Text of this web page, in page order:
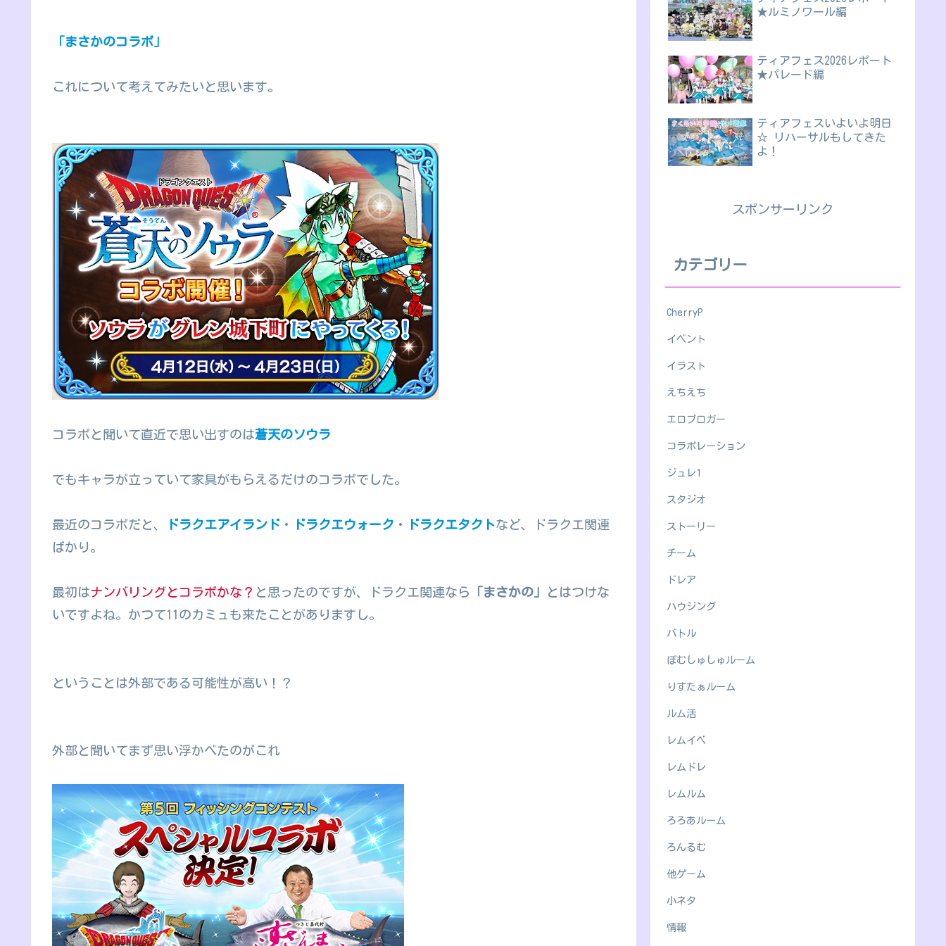
「まさかのコラボ」
これについて考えてみたいと思います。
コラボと聞いて直近で思い出すのは蒼天のソウラ
でもキャラが立っていて家具がもらえるだけのコラボでした。
最近のコラボだと、 ドラクエアイランド ・ ドラクエウォーク ・ ドラクエタクトなど、ドラクエ関連
ばかり。
最初はナンバリングとコラボかな？ と思ったのですが、ドラクエ関連なら 「まさかの」
とはつけな
いですよね。かつて11のカミュも来たことがありますし。
ということは外部である可能性が高い！？
外部と聞いてまず思い浮かべたのがこれ
★ルミノワール編
ティアフェス2026レポート
★パレード編
ティアフェスいよいよ明日
☆ リハーサルもしてきた
よ！
スポンサーリンク
カテゴリー
CherryP
イベント
イラスト
えちえち
エロブロガー
コラボレーション
ジュレ1
スタジオ
ストーリー
チーム
ドレア
ハウジング
バトル
ぽむしゅしゅルーム
りすたぁルーム
ルム活
レムイベ
レムドレ
レムルム
ろろあルーム
ろんるむ
他ゲーム
小ネタ
情報